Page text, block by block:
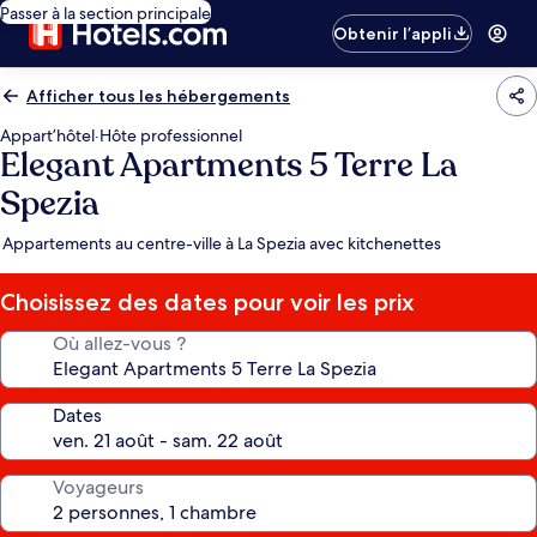
Passer à la section principale
Obtenir l’appli
Afficher tous les hébergements
Appart’hôtel·Hôte professionnel
Elegant Apartments 5 Terre La
Spezia
Appartements au centre-ville à La Spezia avec kitchenettes
Choisissez des dates pour voir les prix
Où allez-vous ?
Dates
Voyageurs